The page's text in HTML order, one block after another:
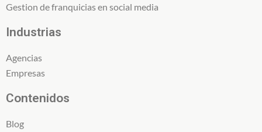
Gestion de franquicias en social media
Industrias
Agencias
Empresas
Contenidos
Blog